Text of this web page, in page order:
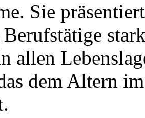
Sie
allen
dem Altern